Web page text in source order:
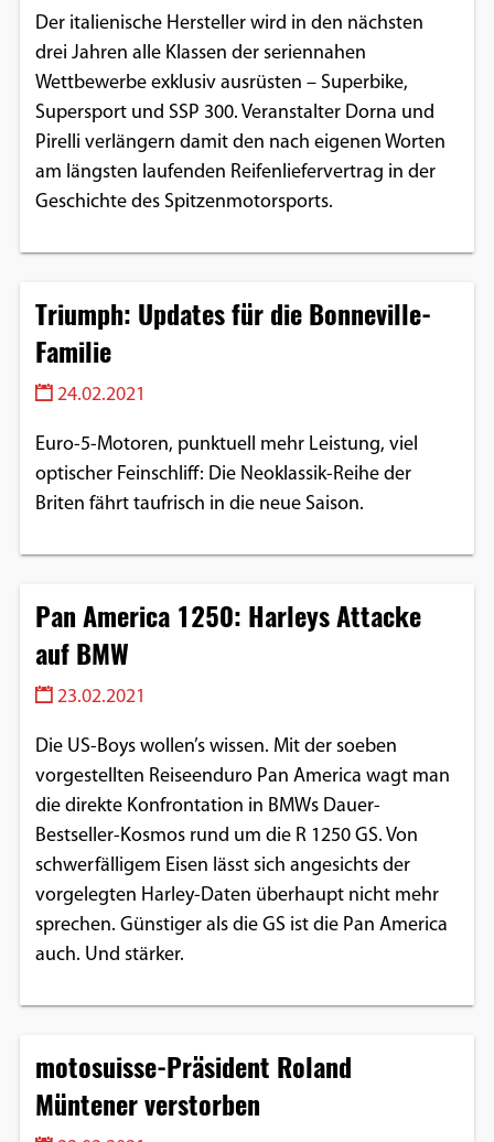
Der italienische Hersteller wird in den nächsten
drei Jahren alle Klassen der seriennahen
Wettbewerbe exklusiv ausrüsten – Superbike,
Supersport und SSP 300. Veranstalter Dorna und
Pirelli verlängern damit den nach eigenen Worten
am längsten laufenden Reifenliefervertrag in der
Geschichte des Spitzenmotorsports.
Triumph: Updates für die Bonneville-
Familie
24.02.2021
Euro-5-Motoren, punktuell mehr Leistung, viel
optischer Feinschliff: Die Neoklassik-Reihe der
Briten fährt taufrisch in die neue Saison.
Pan America 1250: Harleys Attacke
auf BMW
23.02.2021
Die US-Boys wollen’s wissen. Mit der soeben
vorgestellten Reiseenduro Pan America wagt man
die direkte Konfrontation in BMWs Dauer-
Bestseller-Kosmos rund um die R 1250 GS. Von
schwerfälligem Eisen lässt sich angesichts der
vorgelegten Harley-Daten überhaupt nicht mehr
sprechen. Günstiger als die GS ist die Pan America
auch. Und stärker.
motosuisse-Präsident Roland
Müntener verstorben